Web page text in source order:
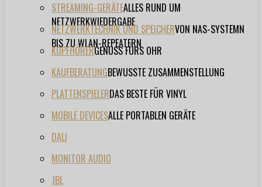
STREAMING-GERÄTEALLES RUND UM
NETZWERKWIEDERGABE
NETZWERKTECHNIK UND SPEICHERVON NAS-SYSTEMN
BIS ZU WLAN-REPEATERN
KOPFHÖRERGENUSS FÜRS OHR
KAUFBERATUNGBEWUSSTE ZUSAMMENSTELLUNG
PLATTENSPIELERDAS BESTE FÜR VINYL
MOBILE DEVICESALLE PORTABLEN GERÄTE
DALI
MONITOR AUDIO
JBL